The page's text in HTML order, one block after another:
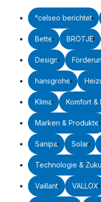
°celseo berichtet
Bette BRÖTJE
Design
hansgrohe
Klima Komfort &
Marken & Produkte
Sanipa Solar
Technologie &
Vaillant VALLOX